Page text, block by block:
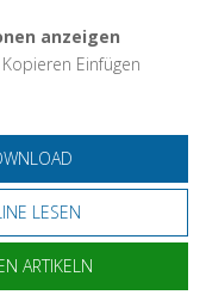
anzeigen
Kopieren Einfügen
LESEN
ARTIKELN